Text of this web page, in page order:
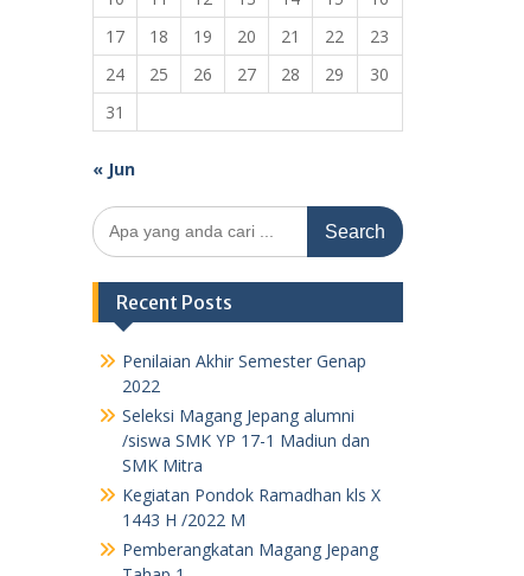
17
18 19 20 21 22
23
24
25 26 27 28 29
30
31
Search
for:
Recent Posts
Penilaian Akhir Semester Genap
2022
Seleksi Magang Jepang alumni
/siswa SMK YP 17-1 Madiun dan
SMK Mitra
Kegiatan Pondok Ramadhan kls X
1443 H /2022 M
Pemberangkatan Magang Jepang
Tahap 1